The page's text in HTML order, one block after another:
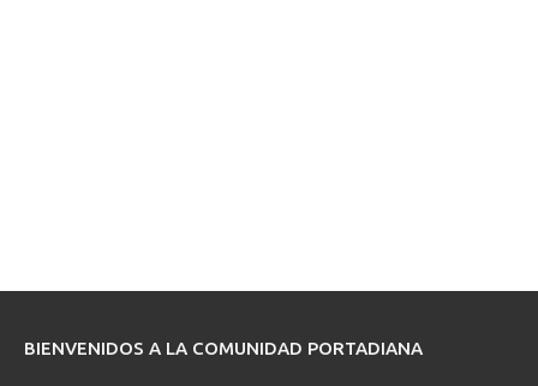
BIENVENIDOS A LA COMUNIDAD PORTADIANA